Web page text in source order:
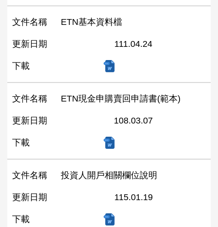
文件名稱 ETN基本資料檔
更新日期 111.04.24
下載
文件名稱 ETN現金申購賣回申請書(範本)
更新日期 108.03.07
下載
文件名稱 投資人開戶相關欄位說明
更新日期 115.01.19
下載